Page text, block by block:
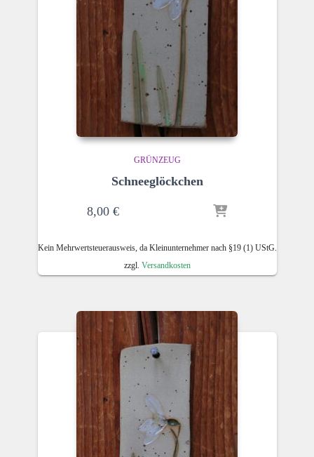
GRÜNZEUG
Schneeglöckchen
8,00 €
Kein Mehrwertsteuerausweis, da Kleinunternehmer nach §19 (1) UStG.
zzgl. Versandkosten